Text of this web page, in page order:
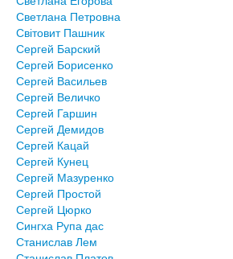
Светлана Петровна
Світовит Пашник
Сергей Барский
Сергей Борисенко
Сергей Васильев
Сергей Величко
Сергей Гаршин
Сергей Демидов
Сергей Кацай
Сергей Кунец
Сергей Мазуренко
Сергей Простой
Сергей Цюрко
Сингха Рупа дас
Станислав Лем